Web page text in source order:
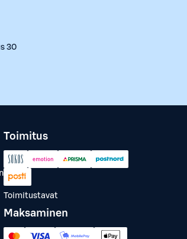
30
Toimitus
Toimitustavat
Maksaminen